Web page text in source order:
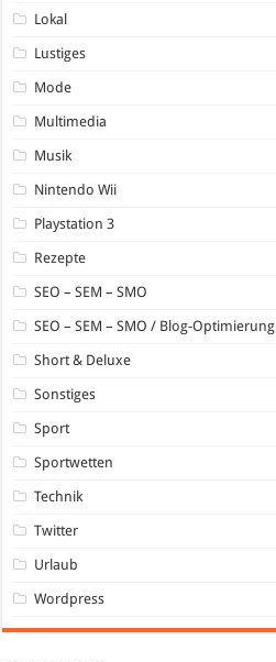
Lokal
Lustiges
Mode
Multimedia
Musik
Nintendo Wii
Playstation 3
Rezepte
SEO – SEM – SMO
SEO – SEM – SMO / Blog-Optimierung
Short & Deluxe
Sonstiges
Sport
Sportwetten
Technik
Twitter
Urlaub
Wordpress